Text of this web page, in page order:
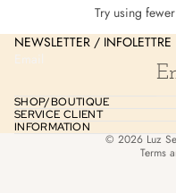
Try using
NEWSLETTER / INFOLETTRE
Email
SHOP/BOUTIQUE
SERVICE CLIENT
INFORMATION
© 2026 Luz
Terms
Terms of service
Shipping policy
Contact
Legal notice
Cancellation policy